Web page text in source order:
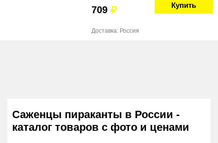
709 Купить
Доставка: Россия
Саженцы пираканты в России -
каталог товаров с фото и ценами